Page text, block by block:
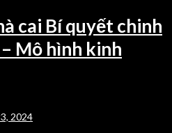
cai Bí quyết chinh
Mô hình kinh
2024